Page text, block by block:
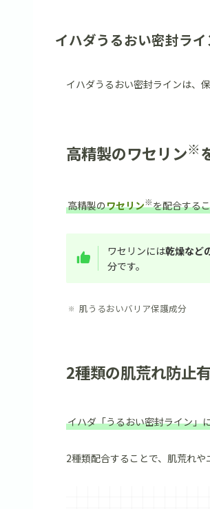
イハダうるおい密封ラ
イハダうるおい密封ラインは、
高精製のワセリン※
高精製のワセリン※を配合する
ワセリンには乾燥など
分です。
肌うるおいバリア保護成分
2種類の肌荒れ防止
イハダ「うるおい密封ライン」
2種類配合することで、肌荒れや